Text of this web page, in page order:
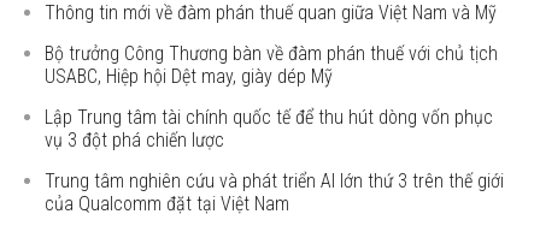
Thông tin mới về đàm phán thuế quan giữa Việt Nam và Mỹ
Bộ trưởng Công Thương bàn về đàm phán thuế với chủ tịch
USABC, Hiệp hội Dệt may, giày dép Mỹ
Lập Trung tâm tài chính quốc tế để thu hút dòng vốn phục
vụ 3 đột phá chiến lược
Trung tâm nghiên cứu và phát triển AI lớn thứ 3 trên thế giới
của Qualcomm đặt tại Việt Nam